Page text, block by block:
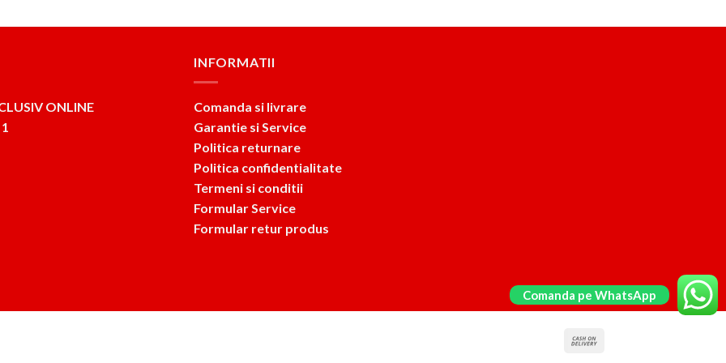
ONLINE
INFORMATII
Comanda si livrare
Garantie si Service
Politica returnare
Politica confidentialitate
Termeni si conditii
Formular Service
Formular retur produs
Comanda pe WhatsApp